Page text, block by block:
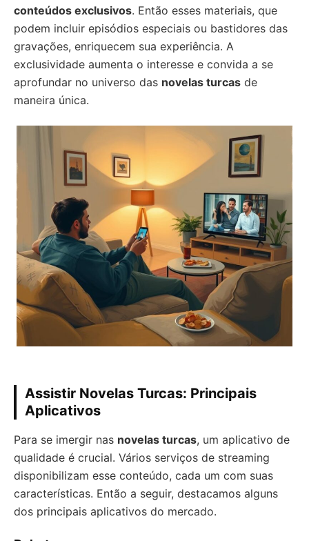
conteúdos exclusivos. Então esses materiais, que
podem incluir episódios especiais ou bastidores das
gravações, enriquecem sua experiência. A
exclusividade aumenta o interesse e convida a se
aprofundar no universo das novelas turcas de
maneira única.
Assistir Novelas Turcas: Principais
Aplicativos
Para se imergir nas novelas turcas, um aplicativo de
qualidade é crucial. Vários serviços de streaming
disponibilizam esse conteúdo, cada um com suas
características. Então a seguir, destacamos alguns
dos principais aplicativos do mercado.